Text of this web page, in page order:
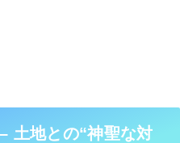
土地との“神聖な対